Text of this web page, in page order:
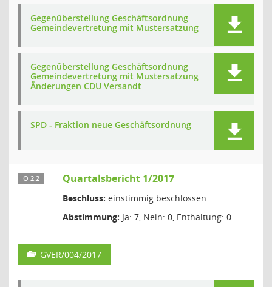
Gegenüberstellung Geschäftsordnung
Gemeindevertretung mit Mustersatzung
Gegenüberstellung Geschäftsordnung
Gemeindevertretung mit Mustersatzung
Änderungen CDU Versandt
SPD - Fraktion neue Geschäftsordnung
Ö 2.2 Quartalsbericht 1/2017
Beschluss: einstimmig beschlossen
Abstimmung: Ja: 7, Nein: 0, Enthaltung: 0
GVER/004/2017